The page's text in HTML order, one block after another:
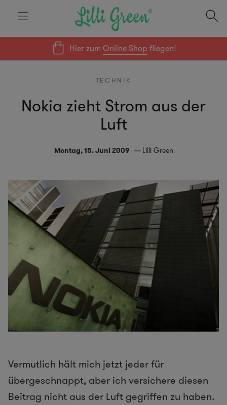
Hier zumOnline Shop fliegen!
TECHNIK
Nokia zieht Strom aus der
Luft
Montag, 15. Juni 2009 Lilli Green
Vermutlich hält mich jetzt jeder für
übergeschnappt, aber ich versichere diesen
Beitrag nicht aus der Luft gegriffen zu haben.